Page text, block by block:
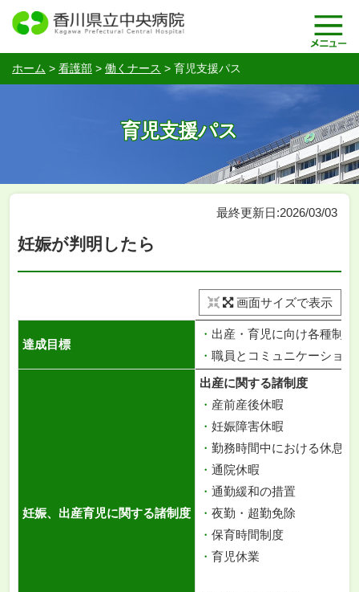
ホーム > 看護部 > 働くナース > 育児支援パス
育児支援パス
最終更新日:2026/03/03
妊娠が判明したら
画面サイズで表示
達成目標
・ 出産・育児に向け各種制
・ 職員とコミュニケーショ
妊娠、出産育児に関する諸制度
出産に関する諸制度
・ 産前産後休暇
・ 妊娠障害休暇
・ 勤務時間中における休息等
・ 通院休暇
・ 通勤緩和の措置
・ 夜勤・超勤免除
・ 保育時間制度
・ 育児休業